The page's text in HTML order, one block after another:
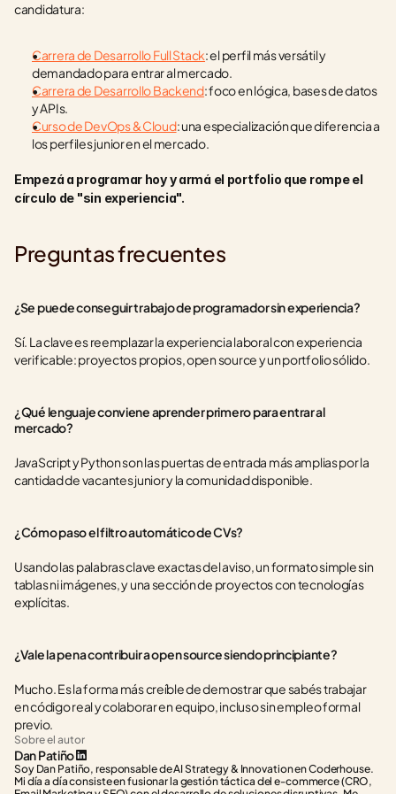
candidatura:
Carrera de Desarrollo Full Stack: el perfil más versátil y
demandado para entrar al mercado.
Carrera de Desarrollo Backend: foco en lógica, bases de datos
y APIs.
Curso de DevOps & Cloud: una especialización que diferencia a
los perfiles junior en el mercado.
Empezá a programar hoy y armá el portfolio que rompe el
círculo de "sin experiencia".
Preguntas frecuentes
¿Se puede conseguir trabajo de programador sin experiencia?
Sí. La clave es reemplazar la experiencia laboral con experiencia
verificable: proyectos propios, open source y un portfolio sólido.
¿Qué lenguaje conviene aprender primero para entrar al
mercado?
JavaScript y Python son las puertas de entrada más amplias por la
cantidad de vacantes junior y la comunidad disponible.
¿Cómo paso el filtro automático de CVs?
Usando las palabras clave exactas del aviso, un formato simple sin
tablas ni imágenes, y una sección de proyectos con tecnologías
explícitas.
¿Vale la pena contribuir a open source siendo principiante?
Mucho. Es la forma más creíble de demostrar que sabés trabajar
en código real y colaborar en equipo, incluso sin empleo formal
previo.
Sobre el autor
Dan Patiño
Soy Dan Patiño, responsable de AI Strategy & Innovation en Coderhouse.
Mi día a día consiste en fusionar la gestión táctica del e-commerce (CRO,